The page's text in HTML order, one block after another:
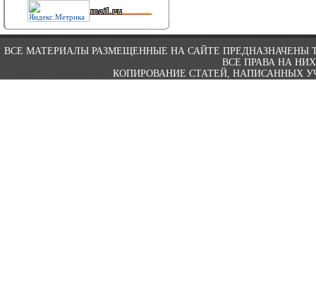
ВСЕ МАТЕРИАЛЫ РАЗМЕЩЕННЫЕ НА САЙТЕ ПРЕДНАЗНАЧЕНЫ
ВСЕ ПРАВА НА
КОПИРОВАНИЕ СТАТЕЙ, НАПИСАННЫХ